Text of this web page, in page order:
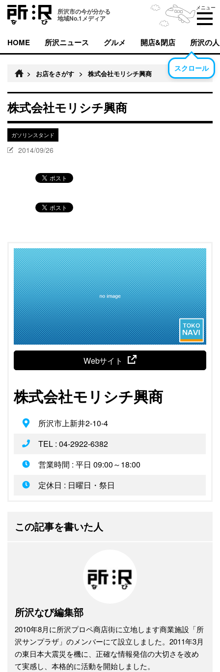
所沢市の今が分かる
地域No.1メディア
メニュー
HOME 所沢ニュース グルメ 開店&閉店 所沢の人
スクロール
> お店をさがす > 株式会社モリシチ興商
株式会社モリシチ興商
ガソリンスタンド
2014/09/26
Webサイト
株式会社モリシチ興商
所沢市上新井2-10-4
TEL : 04-2922-6382
営業時間 : 平日 09:00～18:00
定休日 : 日曜日・祭日
この記事を書いた人
所沢なび編集部
2010年8月に所沢プロペ商店街に立地します商業施設「所
沢サンプラザ」のメンバーにて設立しました。2011年3月
の東日本大震災を機に、正確な情報発信の大切さを改め
て実感し、本格的に活動を開始しました。